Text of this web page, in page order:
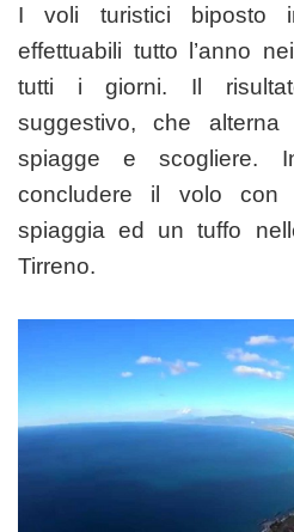
I voli turistici biposto
effettuabili tutto l’anno
tutti i giorni. Il
suggestivo, che
spiagge e scogliere.
concludere il volo con
spiaggia ed un tuffo
Tirreno.